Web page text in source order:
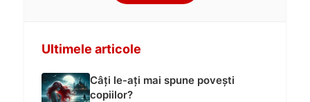
Ultimele articole
Câți le-ați mai spune povești
copiilor?